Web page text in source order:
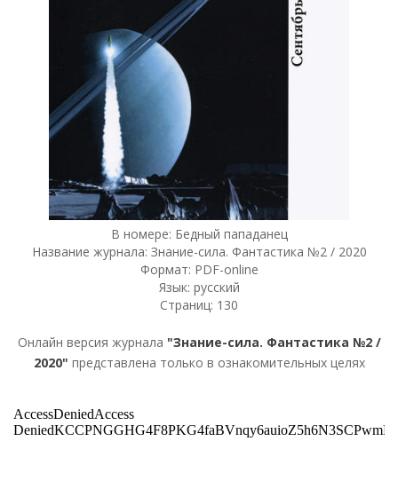
В номере: Бедный пападанец
Название журнала: Знание-сила. Фантастика №2 / 2020
Формат: PDF-online
Язык: русский
Страниц: 130
Онлайн версия журнала "Знание-сила. Фантастика №2 /
2020" представлена только в ознакомительных целях